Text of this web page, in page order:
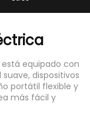
equipado con
dispositivos
portátil flexible y
más fácil y